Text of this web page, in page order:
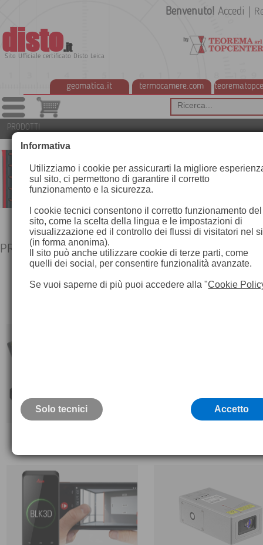
disto.it
Sito Ufficiale certificato Disto Leica
geomatica.it termocamere.com
Benvenuto! Accedi
PRODOTTI
PRODOTTI
Informativa
Utilizziamo i cookie per assicurarti la migliore
sul sito, ci permettono di garantire il corretto
funzionamento e la sicurezza.
I cookie tecnici consentono il corretto funzionamento del
sito, come la scelta della lingua e le impostazioni di
visualizzazione ed il controllo dei flussi di visitatori nel
(in forma anonima).
Il sito può anche utilizzare cookie di terze parti, come
quelli dei social, per consentire funzionalità avanzate.
Se vuoi saperne di più puoi accedere alla "Cookie
Solo tecnici Accetto